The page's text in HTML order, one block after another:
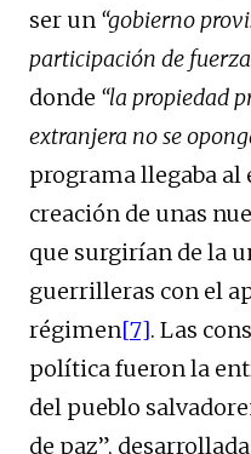
ser un “gobierno
participación de
donde “la propiedad
extranjera no se
programa llegaba
creación de unas
que surgirían de la
guerrilleras con el
régimen[7]. Las
política fueron la
del pueblo
de paz”,